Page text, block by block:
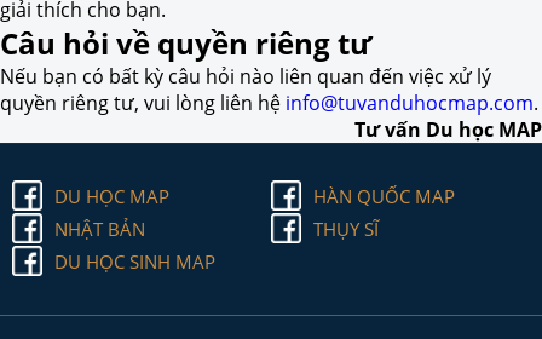
giải thích cho bạn.
Câu hỏi về quyền riêng tư
Nếu bạn có bất kỳ câu hỏi nào liên quan đến việc xử lý
quyền riêng tư, vui lòng liên hệ info@tuvanduhocmap.com.
Tư vấn Du học MAP
DU HỌC MAP
HÀN QUỐC MAP
NHẬT BẢN
THỤY SĨ
DU HỌC SINH MAP